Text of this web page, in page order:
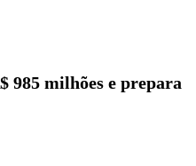
985 milhões e prepara